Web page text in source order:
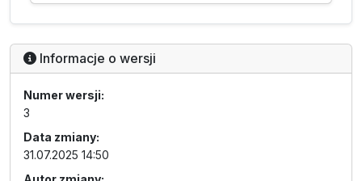
Informacje o wersji
Numer wersji:
3
Data zmiany:
31.07.2025 14:50